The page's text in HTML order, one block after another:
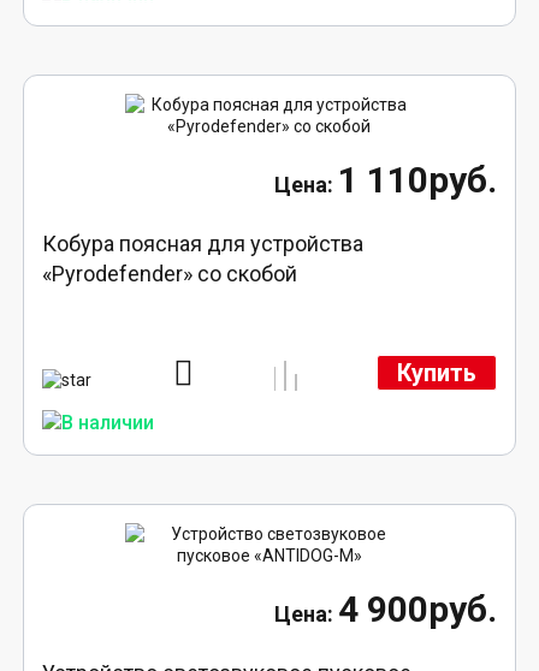
1 110руб.
Кобура поясная для устройства
«Pyrodefender» со скобой
Купить
4 900руб.